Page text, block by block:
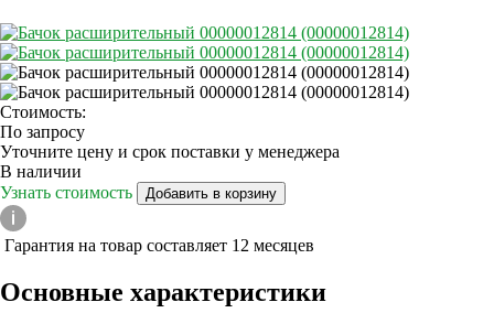
Стоимость:
По запросу
Уточните цену и срок поставки у менеджера
В наличии
Узнать стоимость
Добавить в корзину
Гарантия на товар составляет 12 месяцев
Основные характеристики